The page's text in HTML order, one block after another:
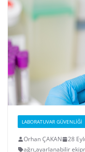
LABORATUVAR GÜVENLIĞI
Orhan ÇAKAN 28
ağrı,ayarlanabilir